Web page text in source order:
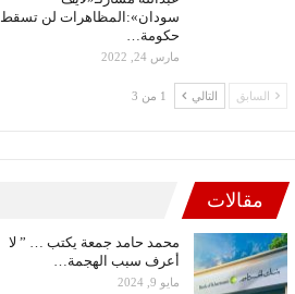
سودان»:المظاهرات لن تسقط
حكومة…
مارس 24, 2022
السابق التالي 1 من 3
مقالات
محمد حامد جمعة يكتب … ” لا
أعرف سبب الهجمة…
مايو 9, 2024